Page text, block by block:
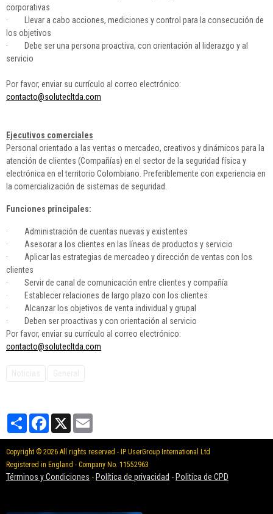
corporativas
· Llevar a cabo acciones, mediciones y control para la consecución de
los objetivos
· Debe ser una persona proactiva, con orientación al liderazgo y al
servicio
Por favor, enviar su currículo al correo electrónico:
contacto@solutecltda.com
Ejecutivos comerciales
Personal orientado a las ventas o mercadeo, creativos y dinámicos para la
atención de clientes (Compañías) en el sector de la seguridad física y
electrónica en el territorio Colombiano. Preferiblemente con experiencia en
la comercialización de sistemas de seguridad.
Funciones principales:
· Administración de cuentas nuevas y existentes
· Asesorar a los clientes en las líneas de productos y servicio
· Aplicar las estrategias de mercadeo y dirección de ventas con los
clientes
· Servir de canal de comunicación entre clientes y compañía
· Establecer relaciones de largo plazo con los clientes
· Alcanzar los objetivos de venta individual y grupal
· Deben ser proactivas y con orientación al servicio
Por favor, enviar su currículo al correo electrónico:
contacto@solutecltda.com
Noticias General
PartagerFacebook
X
Copyright © 2026 All rights reserved - IP UserGroup International Ltd
Registered in England - Company No. 11552963
Términos y Condiciones - Política de privacidad - Politica de CPD